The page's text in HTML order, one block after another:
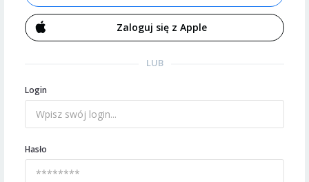
Zaloguj się z Apple
LUB
Login
Hasło